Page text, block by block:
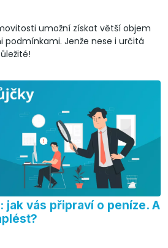
umožní získat větší objem
podmínkami. Jenže nese i určitá
jak vás připraví o peníze. A